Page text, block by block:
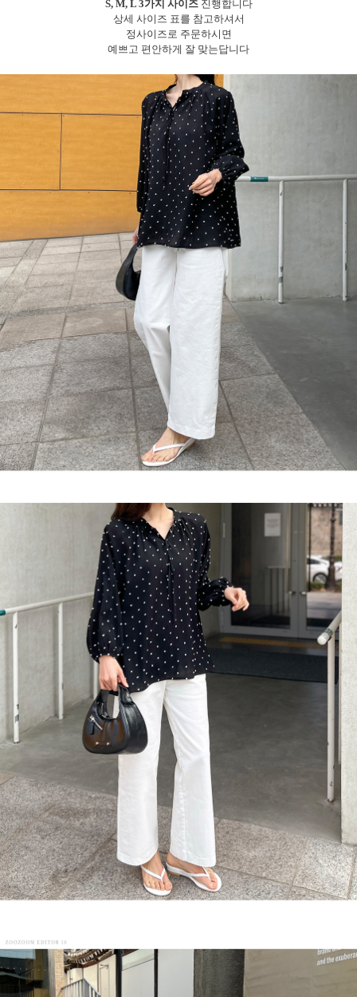
S, M, L 3가지 사이즈진행합니다
상세 사이즈 표를 참고하셔서
정사이즈로 주문하시면
예쁘고 편안하게 잘 맞는답니다